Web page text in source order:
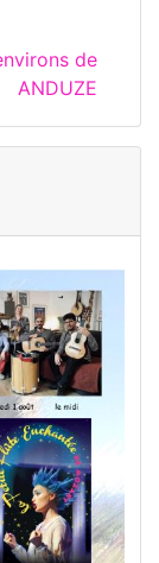
de
ANDUZE